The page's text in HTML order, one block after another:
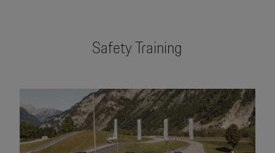
Safety Training